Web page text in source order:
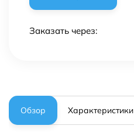
Заказать через:
Обзор Характеристики